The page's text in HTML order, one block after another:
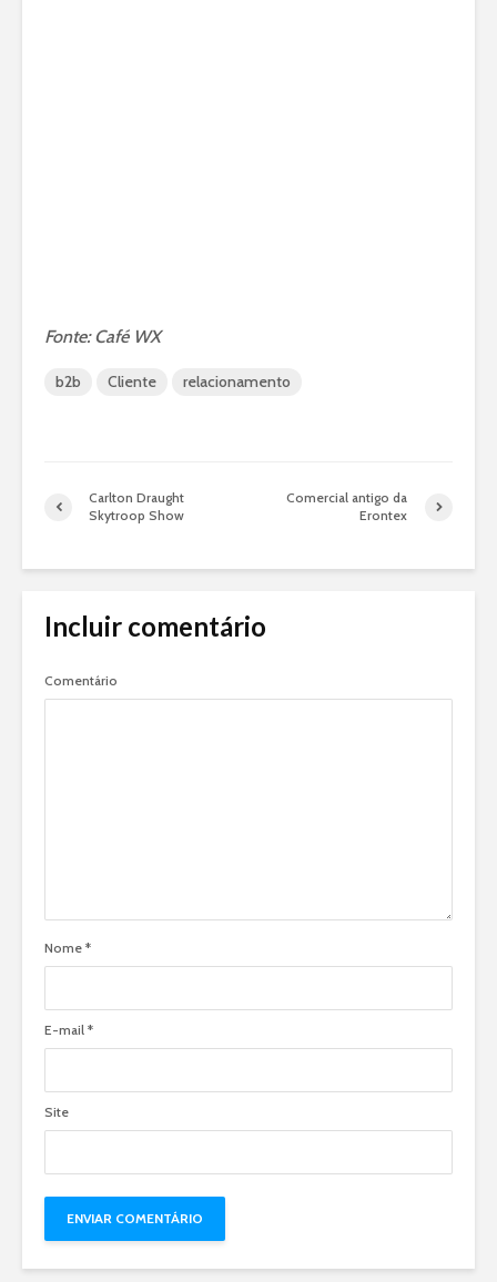
Fonte: Café WX
b2b Cliente relacionamento
Carlton Draught
Skytroop Show
Comercial antigo da
Erontex
Incluir comentário
Comentário
Nome *
E-mail *
Site